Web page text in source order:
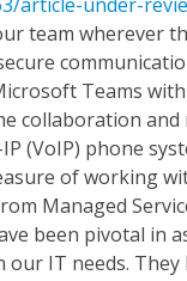
team wherever
Teams
collaboration and
(VoIP) phone
of working
Managed
been pivotal in
our IT needs. They